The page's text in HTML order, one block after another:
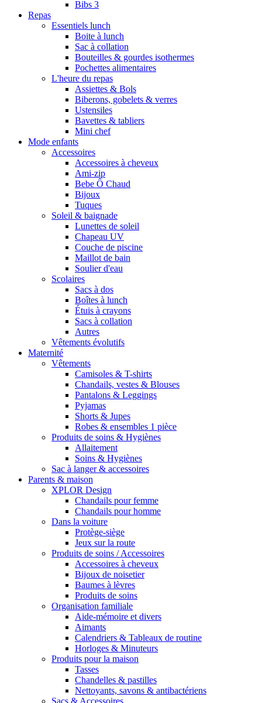
Bibs 3
Repas
Essentiels lunch
Boite à lunch
Sac à collation
Bouteilles & gourdes isothermes
Pochettes alimentaires
L'heure du repas
Assiettes & Bols
Biberons, gobelets & verres
Ustensiles
Bavettes & tabliers
Mini chef
Mode enfants
Accessoires
Accessoires à cheveux
Ami-zip
Bebe Ô Chaud
Bijoux
Tuques
Soleil & baignade
Lunettes de soleil
Chapeau UV
Couche de piscine
Maillot de bain
Soulier d'eau
Scolaires
Sacs à dos
Boîtes à lunch
Étuis à crayons
Sacs à collation
Autres
Vêtements évolutifs
Maternité
Vêtements
Camisoles & T-shirts
Chandails, vestes & Blouses
Pantalons & Leggings
Pyjamas
Shorts & Jupes
Robes & ensembles 1 pièce
Produits de soins & Hygiènes
Allaitement
Soins & Hygiènes
Sac à langer & accessoires
Parents & maison
XPLOR Design
Chandails pour femme
Chandails pour homme
Dans la voiture
Protège-siège
Jeux sur la route
Produits de soins / Accessoires
Accessoires à cheveux
Bijoux de noisetier
Baumes à lèvres
Produits de soins
Organisation familiale
Aide-mémoire et divers
Aimants
Calendriers & Tableaux de routine
Horloges & Minuteurs
Produits pour la maison
Tasses
Chandelles & pastilles
Nettoyants, savons & antibactériens
Sacs & Accessoires